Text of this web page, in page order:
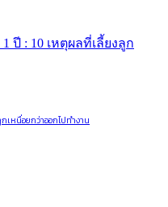
เหนื่อยกว่าออกไปทำงาน